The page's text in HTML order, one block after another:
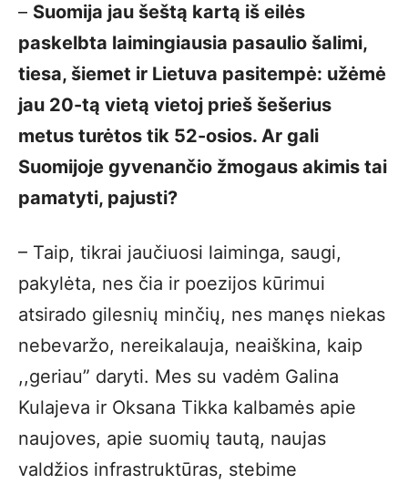
– Suomija jau šeštą kartą iš eilės
paskelbta laimingiausia pasaulio šalimi,
tiesa, šiemet ir Lietuva pasitempė: užėmė
jau 20-tą vietą vietoj prieš šešerius
metus turėtos tik 52-osios. Ar gali
Suomijoje gyvenančio žmogaus akimis tai
pamatyti, pajusti?
– Taip, tikrai jaučiuosi laiminga, saugi,
pakylėta, nes čia ir poezijos kūrimui
atsirado gilesnių minčių, nes manęs niekas
nebevaržo, nereikalauja, neaiškina, kaip
,,geriau” daryti. Mes su vadėm Galina
Kulajeva ir Oksana Tikka kalbamės apie
naujoves, apie suomių tautą, naujas
valdžios infrastruktūras, stebime